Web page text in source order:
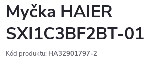
Myčka HAIER
SXI1C3BF2BT-01
Kód produktu: HA32901797-2